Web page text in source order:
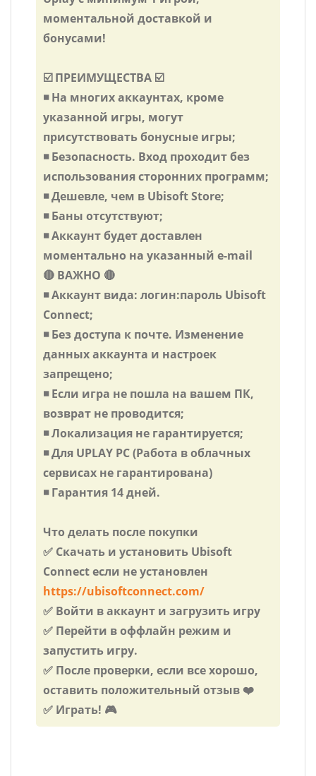
моментальной доставкой и
бонусами!
☑️ ПРЕИМУЩЕСТВА ☑️
◾️ На многих аккаунтах, кроме
указанной игры, могут
присутствовать бонусные игры;
◾️ Безопасность. Вход проходит без
использования сторонних программ;
◾️ Дешевле, чем в Ubisoft Store;
◾️ Баны отсутствуют;
◾️ Аккаунт будет доставлен
моментально на указанный e-mail
🔴 ВАЖНО 🔴
◾️ Аккаунт вида: логин:пароль Ubisoft
Connect;
◾️ Без доступа к почте. Изменение
данных аккаунта и настроек
запрещено;
◾️ Если игра не пошла на вашем ПК,
возврат не проводится;
◾️ Локализация не гарантируется;
◾️ Для UPLAY PC (Работа в облачных
сервисах не гарантирована)
◾️ Гарантия 14 дней.
Что делать после покупки
✅ Скачать и установить Ubisoft
Connect если не установлен
https://ubisoftconnect.com/
✅ Войти в аккаунт и загрузить игру
✅ Перейти в оффлайн режим и
запустить игру.
✅ После проверки, если все хорошо,
оставить положительный отзыв ❤️
✅ Играть! 🎮